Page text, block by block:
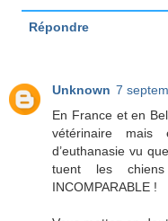
Répondre
Unknown 7
En France et en
vétérinaire
d’euthanasie vu
tuent les
INCOMPARABLE !